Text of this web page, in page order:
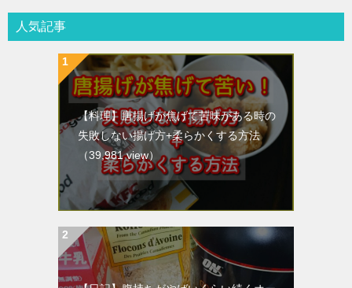
人気記事
【料理】唐揚げが焦げて苦味がある時の
失敗しない揚げ方+柔らかくする方法
（39,981 view）